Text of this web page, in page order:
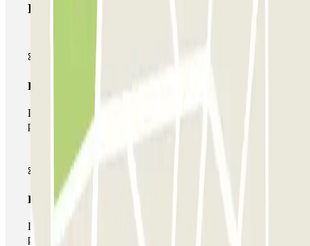
Productos de Parclick
Pase básico
Durante tu estancia podrás entrar y salir una única vez al
parking
Pase multiparking
Durante tu estancia podrás hacer uso de toda la red de
parkings de este operador disponibles en Parclick.